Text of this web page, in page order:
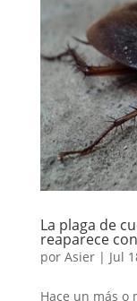
La plaga de
reaparece
por Asier| Jul
Hace un más o